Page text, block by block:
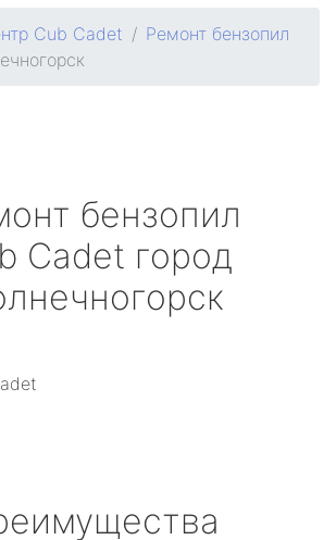
Cub Cadet
Ремонт бензопил
бензопил
Cadet город